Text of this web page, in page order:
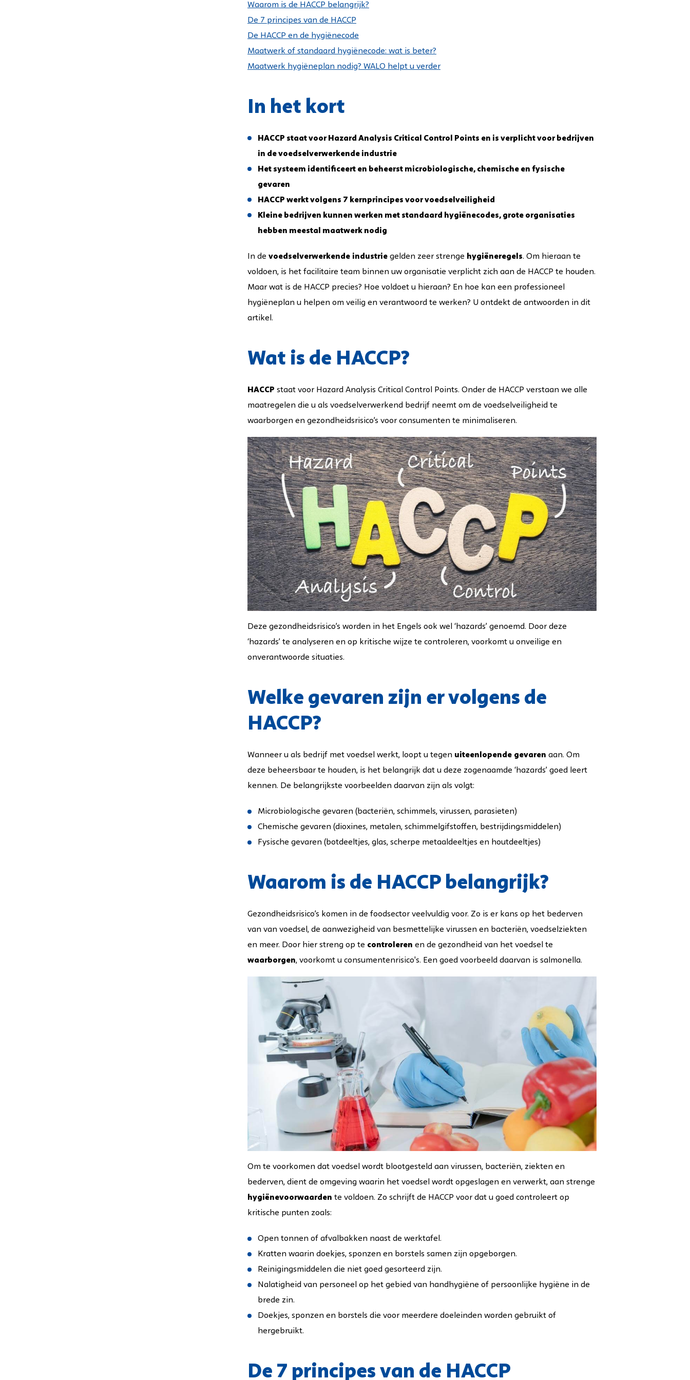
Waarom is de HACCP belangrijk?
De 7 principes van de HACCP
De HACCP en de hygiënecode
Maatwerk of standaard hygiënecode: wat is beter?
Maatwerk hygiëneplan nodig? WALO helpt u verder
In het kort
HACCP staat voor Hazard Analysis Critical Control Points en is verplicht voor bedrijven
in de voedselverwerkende industrie
Het systeem identificeert en beheerst microbiologische, chemische en fysische
gevaren
HACCP werkt volgens 7 kernprincipes voor voedselveiligheid
Kleine bedrijven kunnen werken met standaard hygiënecodes, grote organisaties
hebben meestal maatwerk nodig
In de voedselverwerkende industriegelden zeer strenge hygiëneregels. Om hieraan te
voldoen, is het facilitaire team binnen uw organisatie verplicht zich aan de HACCP te houden.
Maar wat is de HACCP precies? Hoe voldoet u hieraan? En hoe kan een professioneel
hygiëneplan u helpen om veilig en verantwoord te werken? U ontdekt de antwoorden in dit
artikel.
Wat is de HACCP?
HACCP staat voor Hazard Analysis Critical Control Points. Onder de HACCP verstaan we alle
maatregelen die u als voedselverwerkend bedrijf neemt om de voedselveiligheid te
waarborgen en gezondheidsrisico’s voor consumenten te minimaliseren.
Deze gezondheidsrisico’s worden in het Engels ook wel ‘hazards’ genoemd. Door deze
‘hazards’ te analyseren en op kritische wijze te controleren, voorkomt u onveilige en
onverantwoorde situaties.
Welke gevaren zijn er volgens de
HACCP?
Wanneer u als bedrijf met voedsel werkt, loopt u tegen uiteenlopende gevaren aan. Om
deze beheersbaar te houden, is het belangrijk dat u deze zogenaamde ‘hazards’ goed leert
kennen. De belangrijkste voorbeelden daarvan zijn als volgt:
Microbiologische gevaren (bacteriën, schimmels, virussen, parasieten)
Chemische gevaren (dioxines, metalen, schimmelgifstoffen, bestrijdingsmiddelen)
Fysische gevaren (botdeeltjes, glas, scherpe metaaldeeltjes en houtdeeltjes)
Waarom is de HACCP belangrijk?
Gezondheidsrisico’s komen in de foodsector veelvuldig voor. Zo is er kans op het bederven
van vanvoedsel, de aanwezigheid van besmettelijke virussen en bacteriën, voedselziekten
en meer. Door hier streng op te controleren en de gezondheid van het voedsel te
waarborgen, voorkomt u consumentenrisico's. Een goed voorbeeld daarvan is salmonella.
Om te voorkomen dat voedsel wordt blootgesteld aan virussen, bacteriën, ziekten en
bederven, dient de omgeving waarin het voedsel wordt opgeslagen en verwerkt, aan strenge
hygiënevoorwaarden te voldoen. Zo schrijft de HACCP voor dat u goed controleert op
kritische punten zoals:
Open tonnen of afvalbakken naast de werktafel.
Kratten waarin doekjes, sponzen en borstels samen zijn opgeborgen.
Reinigingsmiddelen die niet goed gesorteerd zijn.
Nalatigheid van personeel op het gebied van handhygiëne of persoonlijke hygiëne in de
brede zin.
Doekjes, sponzenen borstels die voor meerdere doeleinden worden gebruikt of
hergebruikt.
De 7 principes van de HACCP